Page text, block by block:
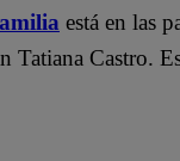
está en las
Castro.